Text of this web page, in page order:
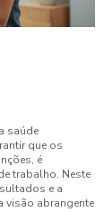
saúde
que os
é
trabalho. Neste
e a
visão abrangente